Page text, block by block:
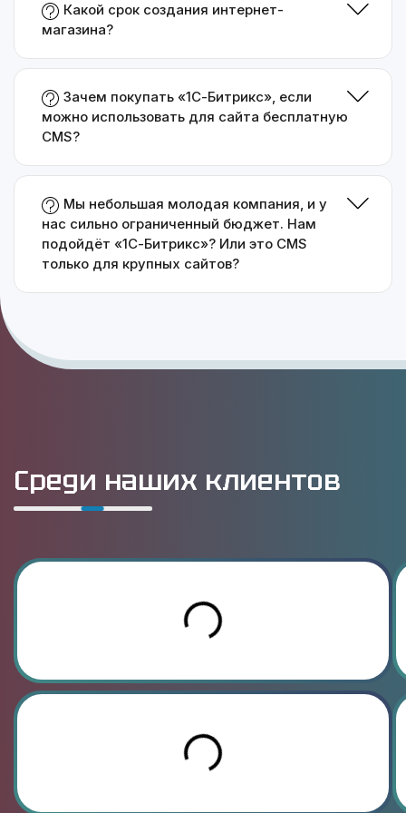
Какой срок создания интернет-
магазина?
Зачем покупать «1С-Битрикс», если
можно использовать для сайта бесплатную
CMS?
Мы небольшая молодая компания, и у
нас сильно ограниченный бюджет. Нам
подойдёт «1С-Битрикс»? Или это CMS
только для крупных сайтов?
Среди наших клиентов